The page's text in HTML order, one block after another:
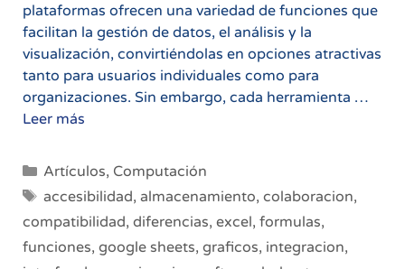
plataformas ofrecen una variedad de funciones que
facilitan la gestión de datos, el análisis y la
visualización, convirtiéndolas en opciones atractivas
tanto para usuarios individuales como para
organizaciones. Sin embargo, cada herramienta …
Leer más
Google
Sheets:
¿Cuál
es
la
Categorías
Artículos, Computación
Etiquetas
accesibilidad, almacenamiento, colaboracion,
compatibilidad, diferencias, excel, formulas,
funciones, google sheets, graficos, integracion,